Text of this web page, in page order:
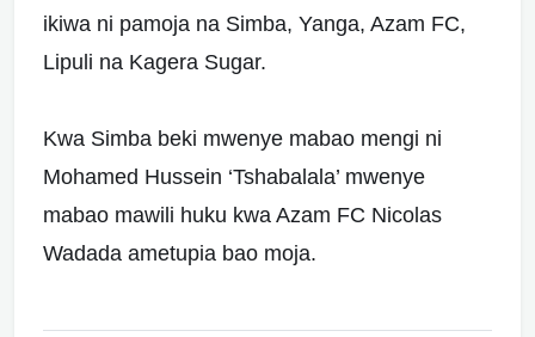
ikiwa ni pamoja na Simba, Yanga, Azam FC,
Lipuli na Kagera Sugar.
Kwa Simba beki mwenye mabao mengi ni
Mohamed Hussein ‘Tshabalala’ mwenye
mabao mawili huku kwa Azam FC Nicolas
Wadada ametupia bao moja.